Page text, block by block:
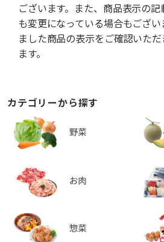
ございます。また、商品表示の
も変更になっている場合もござい
ました商品の表示をご確認いた
ます。
カテゴリーから探す